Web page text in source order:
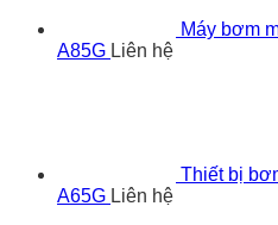
Máy bơm
A85G Liên hệ
Thiết bị
A65G Liên hệ